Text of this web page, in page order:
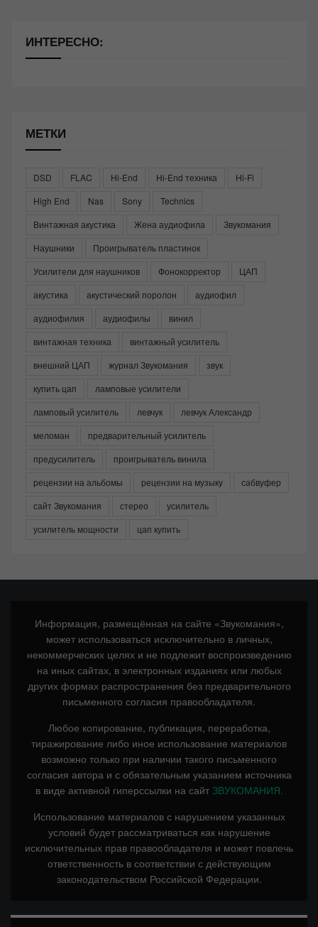
ИНТЕРЕСНО:
МЕТКИ
DSD FLAC Hi-End Hi-End техника
Hi-Fi
High End
Nas Sony
Technics
Винтажная акустика
Жена аудиофила
Звукомания
Наушники
Проигрыватель пластинок
Усилители для наушников
Фонокорректор
ЦАП
акустика
акустический поролон
аудиофил
аудиофилия
аудиофилы
винил
винтажная техника
винтажный усилитель
внешний ЦАП
журнал Звукомания
звук
купить цап
ламповые усилители
ламповый усилитель
левчук
левчук Александр
меломан
предварительный усилитель
предусилитель
проигрыватель винила
рецензии на альбомы
рецензии на музыку
сабвуфер
сайт Звукомания
стерео
усилитель
усилитель мощности
цап купить
Информация, размещённая на сайте «Звукомания»,
может использоваться исключительно в личных,
некоммерческих целях и не подлежит воспроизведению
на иных сайтах, в электронных изданиях или любых
других формах распространения без предварительного
письменного согласия правообладателя.
Любое копирование, публикация, переработка,
тиражирование либо иное использование материалов
возможно только при наличии такого письменного
согласия автора и с обязательным указанием источника
в виде активной гиперссылки на сайт ЗВУКОМАНИЯ.
Использование материалов с нарушением указанных
условий будет рассматриваться как нарушение
исключительных прав правообладателя и может повлечь
ответственность в соответствии с действующим
законодательством Российской Федерации.